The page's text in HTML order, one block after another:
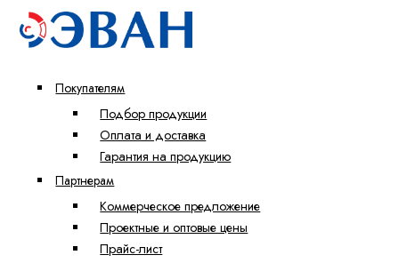
Покупателям
Подбор продукции
Оплата и доставка
Гарантия на продукцию
Партнерам
Коммерческое предложение
Проектные и оптовые цены
Прайс-лист